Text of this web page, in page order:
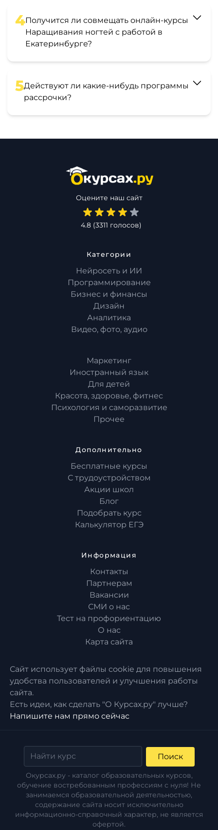
4Получится ли совмещать онлайн-курсы
Наращивания ногтей с работой в
Екатеринбурге?
5Действуют ли какие-нибудь программы
рассрочки?
Оцените наш сайт
4.8(3311 голосов)
Категории
Нейросеть и ИИ
Программирование
Бизнес и финансы
Дизайн
Аналитика
Видео, фото, аудио
Маркетинг
Иностранный язык
Для детей
Красота, здоровье, фитнес
Психология и саморазвитие
Прочее
Дополнительно
Бесплатные курсы
С трудоустройством
Акции школ
Блог
Подобрать курс
Калькулятор ЕГЭ
Информация
Контакты
Партнерам
Вакансии
СМИ о нас
Тест на профориентацию
О нас
Карта сайта
Сайт использует файлы cookie для повышения
удобства пользователей и улучшения работы
сайта.
Есть идеи, как сделать "О Курсах.ру" лучше?
Напишите нам прямо сейчас
Поиск
Окурсах.ру - каталог образовательных курсов,
обучение востребованным профессиям с нуля! Не
занимаемся образовательной деятельностью,
содержание сайта носит исключительно
информационно-справочный характер, не является
офертой.